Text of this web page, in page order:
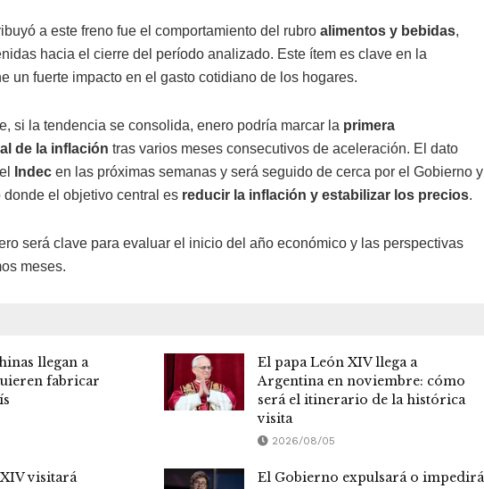
a este freno fue el comportamiento del rubro alimentos y bebidas,
hacia el cierre del período analizado. Este ítem es clave en la
un fuerte impacto en el gasto cotidiano de los hogares.
si la tendencia se consolida, enero podría marcar la primera
de la inflación tras varios meses consecutivos de aceleración. El dato
Indec en las próximas semanas y será seguido de cerca por el Gobierno y
donde el objetivo central es reducir la inflación y estabilizar los precios.
será clave para evaluar el inicio del año económico y las perspectivas
meses.
llegan a
fabricar
El papa León XIV llega a
Argentina en noviembre: cómo
será el itinerario de la histórica
visita
2026/08/05
visitará
El Gobierno expulsará o impedirá